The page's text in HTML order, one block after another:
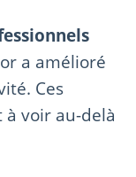
a amélioré
Ces
voir au-delà